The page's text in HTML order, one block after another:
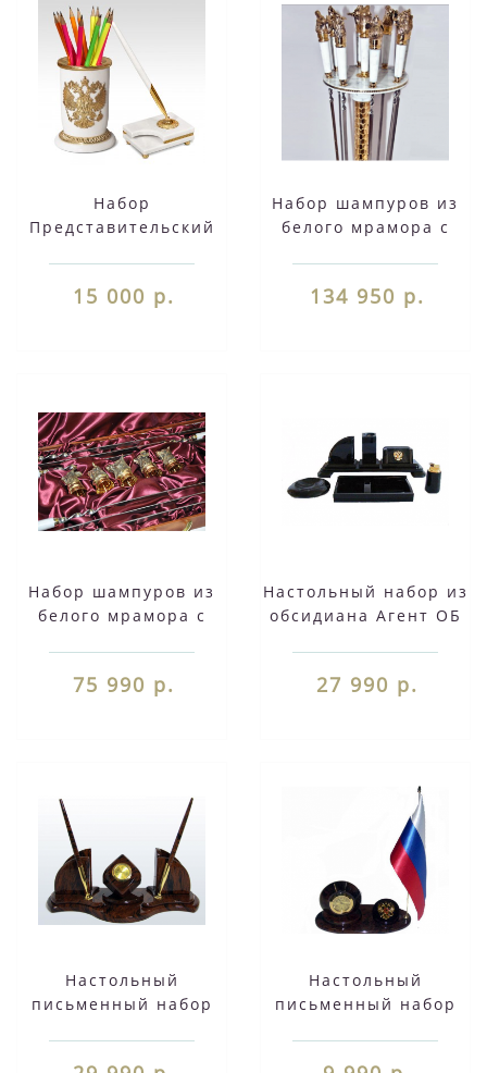
Набор
Представительский
15 000 р.
Набор шампуров из
белого мрамора с
134 950 р.
Набор шампуров из
белого мрамора с
75 990 р.
Настольный набор из
обсидиана Агент ОБ
27 990 р.
Настольный
письменный набор
Настольный
письменный набор